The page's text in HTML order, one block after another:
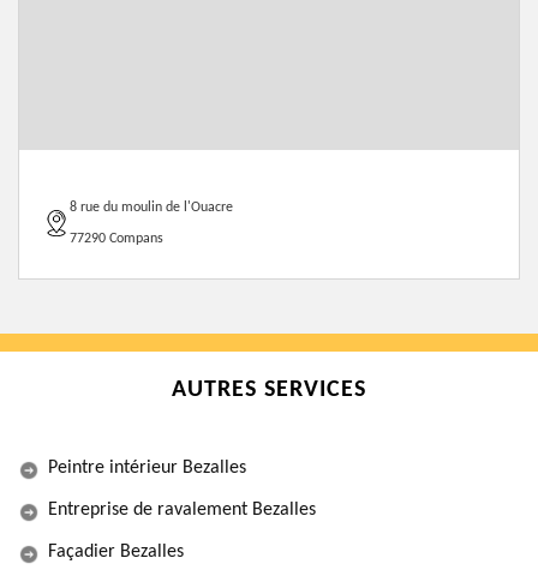
8 rue du moulin de l'Ouacre
77290 Compans
AUTRES SERVICES
Peintre intérieur Bezalles
Entreprise de ravalement Bezalles
Façadier Bezalles